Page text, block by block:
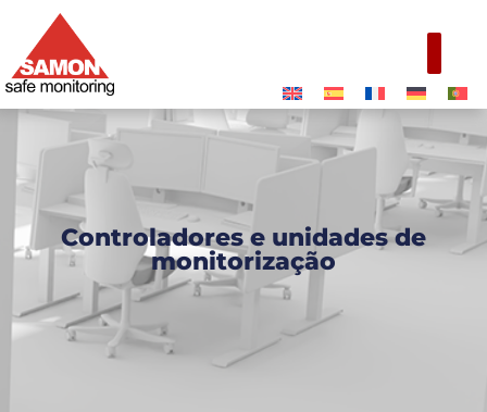
Controladores e unidades de
monitorização